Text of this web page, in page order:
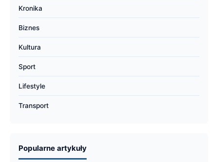
Kronika
Biznes
Kultura
Sport
Lifestyle
Transport
Popularne artykuły